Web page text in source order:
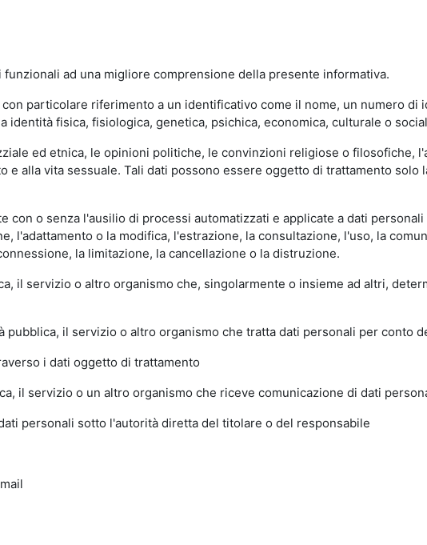
ad una migliore comprensione della presente informativa.
particolare riferimento a un identificativo come il nome, un numero di
fisica, fisiologica, genetica, psichica, economica, culturale o
ed etnica, le opinioni politiche, le convinzioni religiose o filosofiche,
alla vita sessuale. Tali dati possono essere oggetto di trattamento
o senza l'ausilio di processi automatizzati e applicate a dati
l'adattamento o la modifica, l'estrazione, la consultazione, l'uso, la
la limitazione, la cancellazione o la distruzione.
il servizio o altro organismo che, singolarmente o insieme ad altri,
il servizio o altro organismo che tratta dati personali per conto
i dati oggetto di trattamento
il servizio o un altro organismo che riceve comunicazione di dati
personali sotto l'autorità diretta del titolare o del responsabile